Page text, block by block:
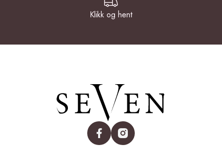
Klikk og hent
facebookinstagram